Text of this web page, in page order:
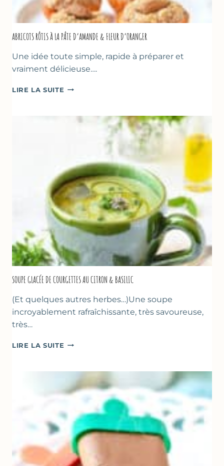
ABRICOTS RÔTIS À LA PÂTE D’AMANDE & FLEUR D’ORANGER
Une idée toute simple, rapide à préparer et
vraiment délicieuse….
LIRE LA SUITE ABRICOTS
D’ORANGER
SOUPE GLACÉE DE COURGETTES AU CITRON & BASILIC
(Et quelques autres herbes…)Une soupe
incroyablement rafraîchissante, très savoureuse,
très…
LIRE LA SUITE SOUPE
COURGETTES
CITRON
BASILIC